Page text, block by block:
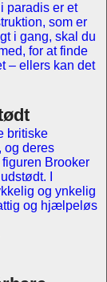
paradis er et
som er
i gang, skal du
for at finde
– ellers kan det
britiske
og deres
figuren Brooker
I
og ynkelig
og hjælpeløs